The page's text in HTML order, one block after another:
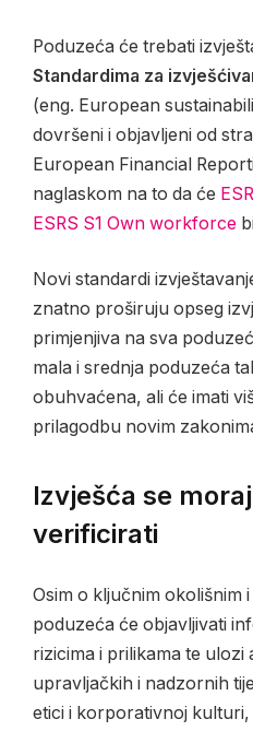
Poduzeća će trebati
Standardima za
(eng. European
dovršeni i objavljeni od
European Financial
naglaskom na to da će
ESRS S1 Own workforce
Novi standardi
znatno proširuju opseg
primjenjiva na sva
mala i srednja poduzeća
obuhvaćena, ali će imati
prilagodbu novim
Izvješća se
verificirati
Osim o ključnim okolišnim
poduzeća će objavljivati
rizicima i prilikama te ulozi
upravljačkih i nadzornih
etici i korporativnoj